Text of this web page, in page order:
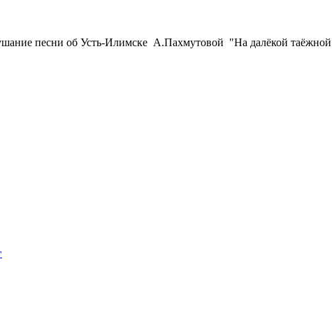
песни об Усть-Илимске А.Пахмутовой "На далёкой таёжной